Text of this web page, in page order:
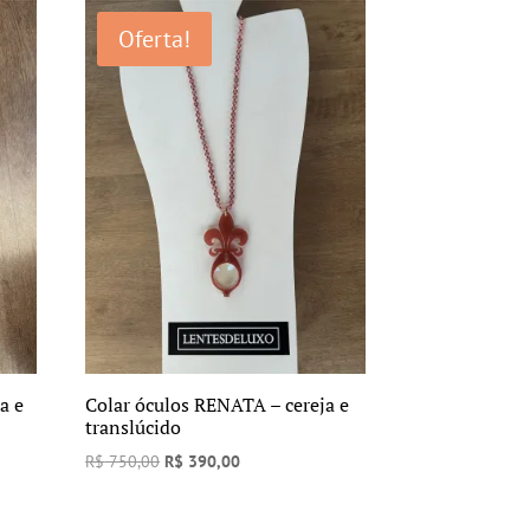
era:
R$ 750,00.
é:
R$ 390,00.
e
Oferta!
Colar óculos RENATA – cereja e
translúcido
R$750,00 O
R$ 390,00O